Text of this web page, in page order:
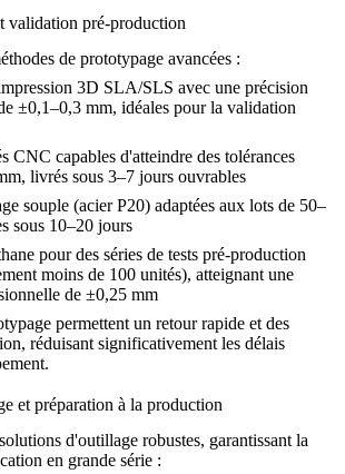
validation pré-production
de prototypage avancées :
3D SLA/SLS avec une précision
±0,1–0,3 mm, idéales pour la validation
CNC capables d'atteindre des tolérances
livrés sous 3–7 jours ouvrables
souple (acier P20) adaptées aux lots de 50–
sous 10–20 jours
pour des séries de tests pré-production
moins de 100 unités), atteignant une
de ±0,25 mm
permettent un retour rapide et des
réduisant significativement les délais
et préparation à la production
d'outillage robustes, garantissant la
en grande série :